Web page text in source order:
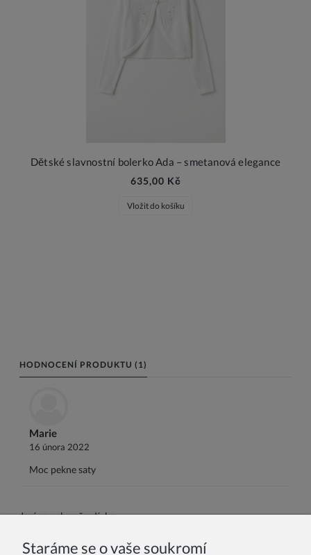
Dětské slavnostní bolerko Ada – smetanová elegance
635,00 Kč
Vložit do košíku
HODNOCENÍ PRODUKTU (1)
Marie
16 února 2022
Moc pekne saty
Jméno nebo přezdívka:
Staráme se o vaše soukromí